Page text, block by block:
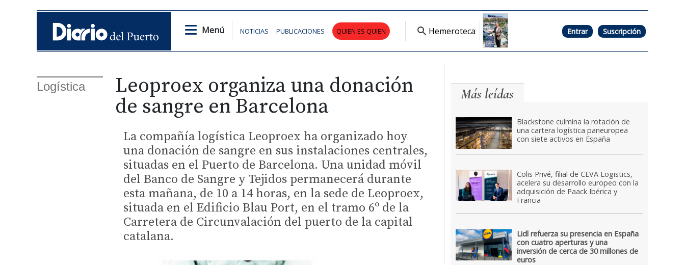
Menú NOTICIAS PUBLICACIONES QUIEN ES QUIEN Hemeroteca Entrar Suscripción
Logística
Leoproex organiza una donación
de sangre en Barcelona
La compañía logística Leoproex ha organizado hoy
una donación de sangre en sus instalaciones centrales,
situadas en el Puerto de Barcelona. Una unidad móvil
del Banco de Sangre y Tejidos permanecerá durante
esta mañana, de 10 a 14 horas, en la sede de Leoproex,
situada en el Edificio Blau Port, en el tramo 6º de la
Carretera de Circunvalación del puerto de la capital
catalana.
Más leídas
Blackstone culmina la rotación de
una cartera logística paneuropea
con siete activos en España
Colis Privé, filial de CEVA Logistics,
acelera su desarrollo europeo con la
adquisición de Paack Ibérica y
Francia
Lidl refuerza su presencia en España
con cuatro aperturas y una
inversión de cerca de 30 millones de
euros